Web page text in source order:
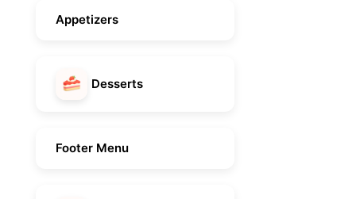
Appetizers
Desserts
Footer Menu